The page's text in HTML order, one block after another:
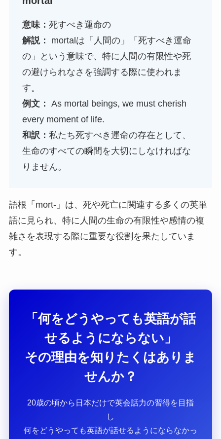
意味： 死すべき運命の
解説：
mortalは「人間の」「死すべき運命
の」という意味で、特に人間の有限性や死
の避けられなさを強調する際に使われま
す。
例文： As mortal beings, we must cherish
every moment of life.
和訳： 私たち死すべき運命の存在として、
生命のすべての瞬間を大切にしなければな
りません。
語根「mort-」は、死や死亡に関連する多くの英単
語に見られ、特に人間の生命の有限性や感情の複
雑さを表現する際に重要な役割を果たしていま
す。
「何をどうやっても英語が話
せるようにならない」
その理由を知りたくはありま
せんか？
20歳の頃から日本だけで英会話力の習得を目指
し
何をどうやっても英語が話せるようにならなかっ